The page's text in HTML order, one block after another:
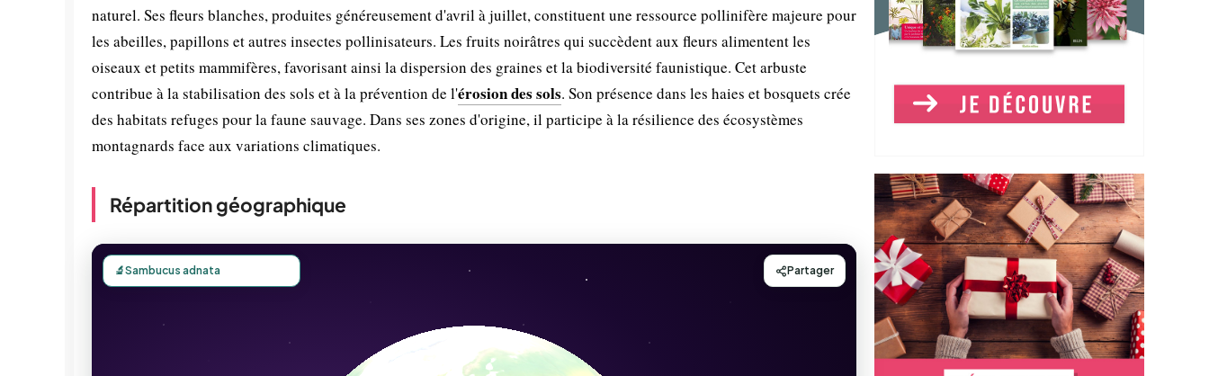
naturel. Ses fleurs blanches, produites généreusement d'avril à juillet, constituent une ressource pollinifère majeure pour
les abeilles, papillons et autres insectes pollinisateurs. Les fruits noirâtres qui succèdent aux fleurs alimentent les
oiseaux et petits mammifères, favorisant ainsi la dispersion des graines et la biodiversité faunistique. Cet arbuste
contribue à la stabilisation des sols et à la prévention de l'érosion des sols. Son présence dans les haies et bosquets crée
des habitats refuges pour la faune sauvage. Dans ses zones d'origine, il participe à la résilience des écosystèmes
montagnards face aux variations climatiques.
Répartition géographique